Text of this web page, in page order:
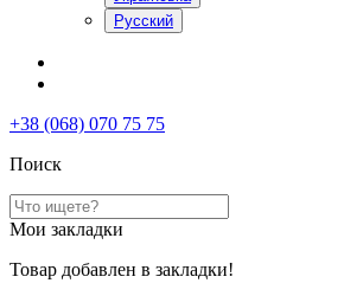
Русский
+38 (068) 070 75 75
Поиск
Мои закладки
Товар добавлен в закладки!